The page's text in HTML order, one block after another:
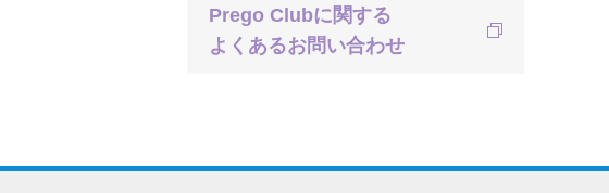
Prego Clubに関する
よくあるお問い合わせ